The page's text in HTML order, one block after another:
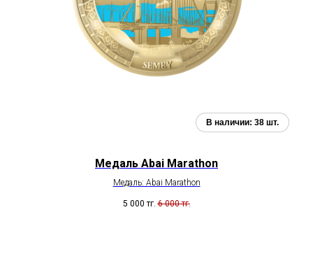
Медаль Abai Marathon
Медаль: Abai Marathon
5 000 тг. 6 000 тг.